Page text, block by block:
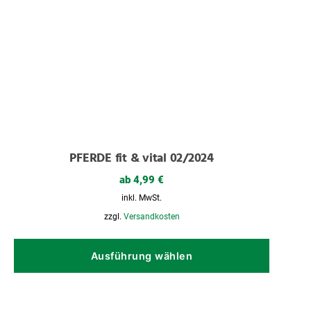
PFERDE fit & vital 02/2024
ab 4,99 €
inkl. MwSt.
zzgl. Versandkosten
Ausführung wählen
Dieses
weist